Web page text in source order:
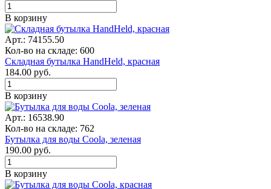
В корзину
Арт.: 74155.50
Кол-во на складе: 600
Складная бутылка HandHeld, красная
184.00 руб.
В корзину
Арт.: 16538.90
Кол-во на складе: 762
Бутылка для воды Coola, зеленая
190.00 руб.
В корзину